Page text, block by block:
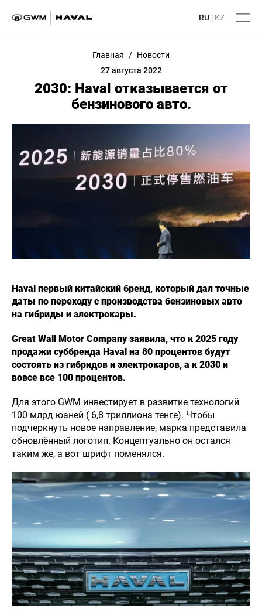
RU | KZ
Главная / Новости
27 августа 2022
2030: Haval отказывается от
бензинового авто.
Haval первый китайский бренд, который дал точные
даты по переходу с производства бензиновых авто
на гибриды и электрокары.
Great Wall Motor Company заявила, что к 2025 году
продажи суббренда Haval на 80 процентов будут
состоять из гибридов и электрокаров, а к 2030 и
вовсе все 100 процентов.
Для этого GWM инвестирует в развитие технологий
100 млрд юаней ( 6,8 триллиона тенге). Чтобы
подчеркнуть новое направление, марка представила
обновлённый логотип. Концептуально он остался
таким же, а вот шрифт поменялся.